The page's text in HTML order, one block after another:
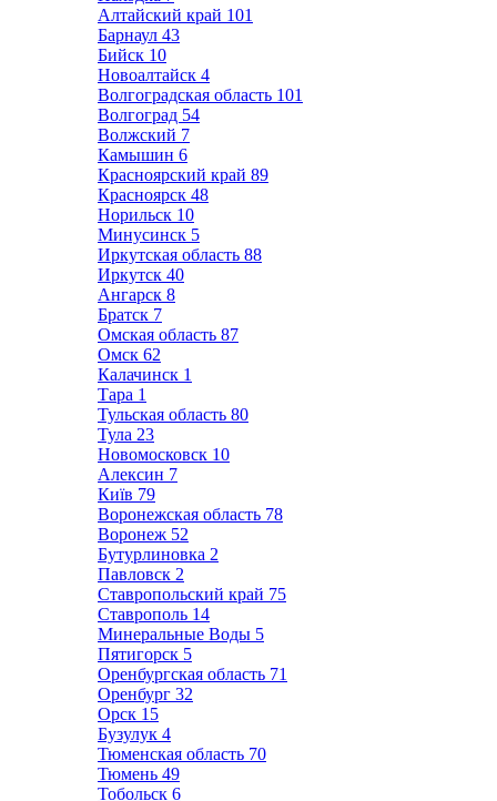
Алтайский край 101
Барнаул 43
Бийск 10
Новоалтайск 4
Волгоградская область 101
Волгоград 54
Волжский 7
Камышин 6
Красноярский край 89
Красноярск 48
Норильск 10
Минусинск 5
Иркутская область 88
Иркутск 40
Ангарск 8
Братск 7
Омская область 87
Омск 62
Калачинск 1
Тара 1
Тульская область 80
Тула 23
Новомосковск 10
Алексин 7
Київ 79
Воронежская область 78
Воронеж 52
Бутурлиновка 2
Павловск 2
Ставропольский край 75
Ставрополь 14
Минеральные Воды 5
Пятигорск 5
Оренбургская область 71
Оренбург 32
Орск 15
Бузулук 4
Тюменская область 70
Тюмень 49
Тобольск 6